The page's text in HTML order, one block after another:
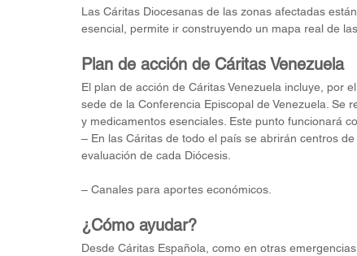
Las Cáritas Diocesanas de las zonas afectadas
esencial, permite ir construyendo un mapa real de
Plan de acción de Cáritas Venezuela
El plan de acción de Cáritas Venezuela incluye, por
sede de la Conferencia Episcopal de Venezuela. Se
y medicamentos esenciales. Este punto funcionará
– En las Cáritas de todo el país se abrirán centros
evaluación de cada Diócesis.
– Canales para aportes económicos.
¿Cómo ayudar?
Desde Cáritas Española, como en otras